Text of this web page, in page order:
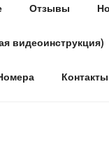
в центре Гагры.
Отзывы
видеоинструкция)
Контакты